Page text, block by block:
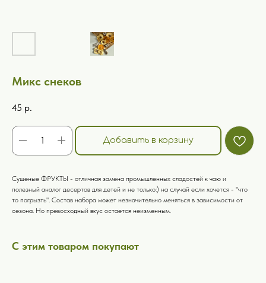
Микс снеков
45 р.
Добавить в корзину
Сушеные ФРУКТЫ - отличная замена промышленных сладостей к чаю и
полезный аналог десертов для детей и не только:) на случай если хочется - "что
то погрызть". Состав набора может незначительно меняться в зависимости от
сезона. Но превосходный вкус остается неизменным.
С этим товаром покупают